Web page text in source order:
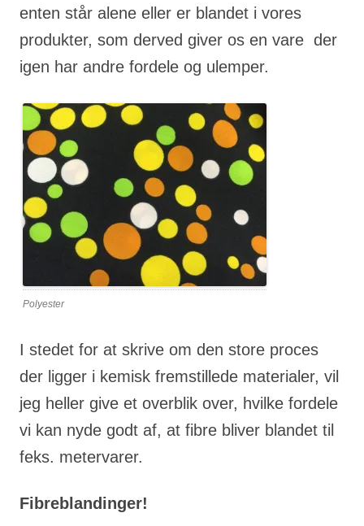
enten står alene eller er blandet i vores
produkter, som derved giver os en vare der
igen har andre fordele og ulemper.
Polyester
I stedet for at skrive om den store proces
der ligger i kemisk fremstillede materialer, vil
jeg heller give et overblik over, hvilke fordele
vi kan nyde godt af, at fibre bliver blandet til
feks. metervarer.
Fibreblandinger!